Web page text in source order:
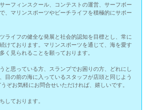
ーフィンスクール、コンテストの運営、サーフボー
、マリンスポーツやビーチライフを積極的にサポー
ライフの健全な発展と社会的認知を目標とし、常に
けております。マリンスポーツを通じて、海を愛す
く見られることを願っております。
と思っている方、スランプでお困りの方、どれにし
目の前の海に入っているスタッフが店頭と同じよう
ぞお気軽にお問合せいただければ、嬉しいです。
しております。